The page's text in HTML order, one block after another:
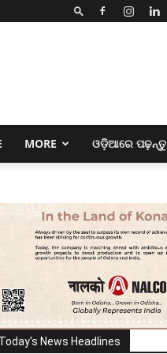
MORE ଓଡ଼ିଆରେ ପଢ଼ନ୍ତୁ
Today's News Headlines